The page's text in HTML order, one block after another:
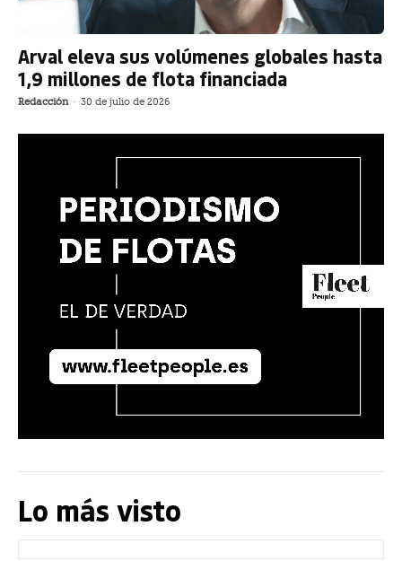
Arval eleva sus volúmenes globales hasta
1,9 millones de flota financiada
Redacción - 30 de julio de 2026
Lo más visto